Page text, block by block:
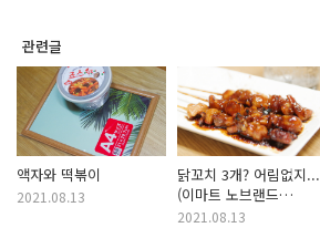
관련글
액자와 떡볶이
2021.08.13
닭꼬치 3개? 어림없지...
(이마트 노브랜드
숯불데리야끼 닭꼬치)
2021.08.13